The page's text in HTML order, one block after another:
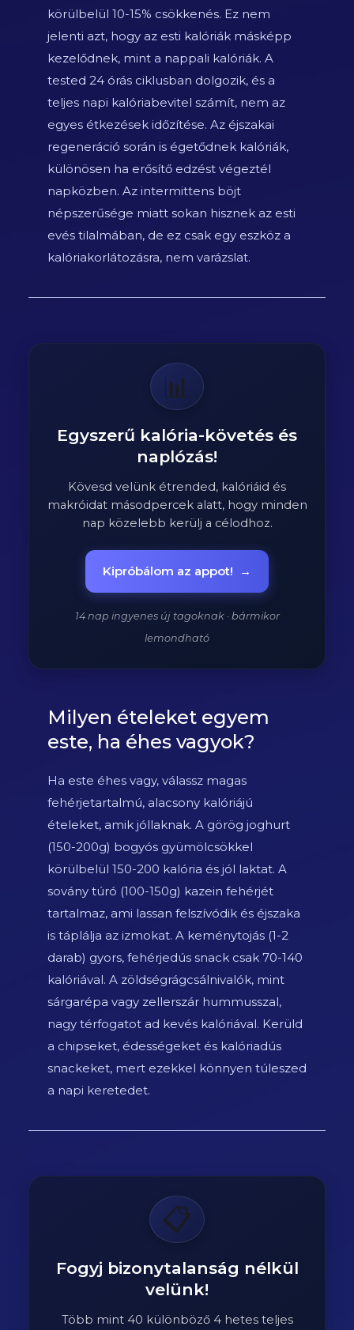
körülbelül 10-15% csökkenés. Ez nem
jelenti azt, hogy az esti kalóriák másképp
kezelődnek, mint a nappali kalóriák. A
tested 24 órás ciklusban dolgozik, és a
teljes napi kalóriabevitel számít, nem az
egyes étkezések időzítése. Az éjszakai
regeneráció során is égetődnek kalóriák,
különösen ha erősítő edzést végeztél
napközben. Az intermittens böjt
népszerűsége miatt sokan hisznek az esti
evés tilalmában, de ez csak egy eszköz a
kalóriakorlátozásra, nem varázslat.
📊
Egyszerű kalória-követés és
naplózás!
Kövesd velünk étrended, kalóriáid és
makróidat másodpercek alatt, hogy minden
nap közelebb kerülj a célodhoz.
Kipróbálom az appot! →
14 nap ingyenes új tagoknak · bármikor
lemondható
Milyen ételeket egyem
este, ha éhes vagyok?
Ha este éhes vagy, válassz magas
fehérjetartalmú, alacsony kalóriájú
ételeket, amik jóllaknak. A görög joghurt
(150-200g) bogyós gyümölcsökkel
körülbelül 150-200 kalória és jól laktat. A
sovány túró (100-150g) kazein fehérjét
tartalmaz, ami lassan felszívódik és éjszaka
is táplálja az izmokat. A keménytojás (1-2
darab) gyors, fehérjedús snack csak 70-140
kalóriával. A zöldségrágcsálnivalók, mint
sárgarépa vagy zellerszár hummusszal,
nagy térfogatot ad kevés kalóriával. Kerüld
a chipseket, édességeket és kalóriadús
snackeket, mert ezekkel könnyen túleszed
a napi keretedet.
📋
Fogyj bizonytalanság nélkül
velünk!
Több mint 40 különböző 4 hetes teljes